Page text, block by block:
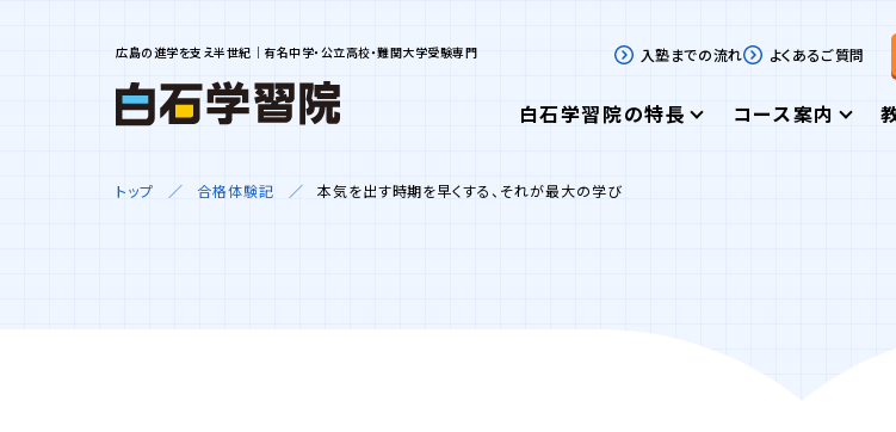
広島の進学を支え半世紀｜有名中学・公立高校・難関大学受験専門 入塾までの流れ よくあるご質問
白石学習院の特長 コース案内
トップ 合格体験記 本気を出す時期を早くする、それが最大の学び